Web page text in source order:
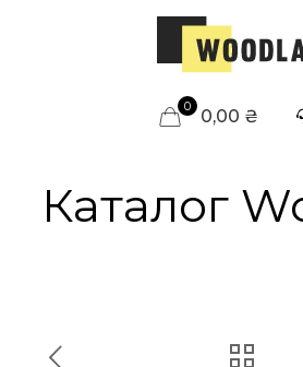
0 0,00 ₴
Каталог